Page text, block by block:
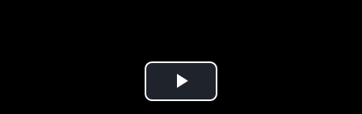
Play Video